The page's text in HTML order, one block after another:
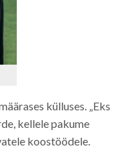
külluses. „Eks
kellele pakume
koostöödele.